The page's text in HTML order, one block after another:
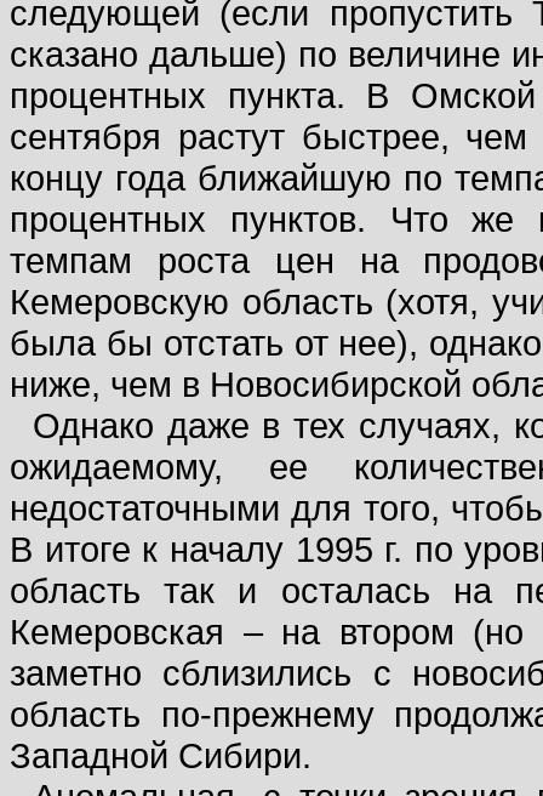
следующей (если пропустить
сказано дальше) по величине
процентных пункта. В
сентября растут быстрее,
концу года ближайшую по
процентных пунктов. Что же
темпам роста цен на
Кемеровскую область (хотя,
была бы отстать от нее),
ниже, чем в Новосибирской
Однако даже в тех случаях,
ожидаемому, ее
недостаточными для того,
В итоге к началу 1995 г. по
область так и осталась на
Кемеровская – на втором (но
заметно сблизились с
область по-прежнему
Западной Сибири.